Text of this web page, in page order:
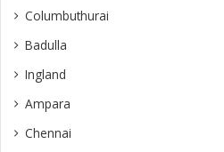
Columbuthurai
Badulla
Ingland
Ampara
Chennai